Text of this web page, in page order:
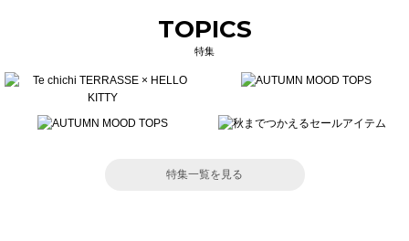
TOPICS
特集
特集一覧を見る